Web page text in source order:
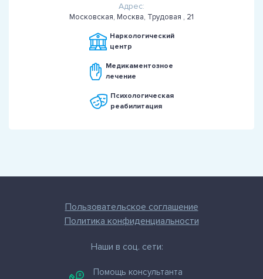
Адрес:
Московская, Москва, Трудовая , 21
Наркологический
центр
Медикаментозное
лечение
Психологическая
реабилитация
Пользовательское соглашение
Политика конфиденциальности
Наши в соц. сети:
Помощь консультанта